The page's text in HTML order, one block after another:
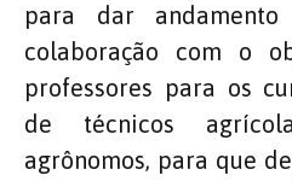
para dar
colaboração com o
professores para os
de técnicos
agrônomos, para que